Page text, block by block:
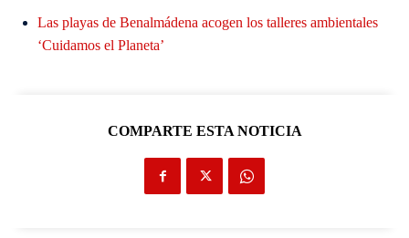
Las playas de Benalmádena acogen los talleres ambientales
‘Cuidamos el Planeta’
COMPARTE ESTA NOTICIA